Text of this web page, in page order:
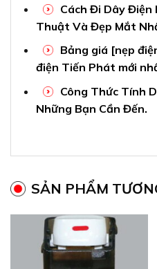
Cách Đi Dây Điện
Thuật Và Đẹp Mắt
Bảng giá [nẹp
điện Tiến Phát mới
Công Thức Tính
Những Bạn Cần Đến.
SẢN PHẨM